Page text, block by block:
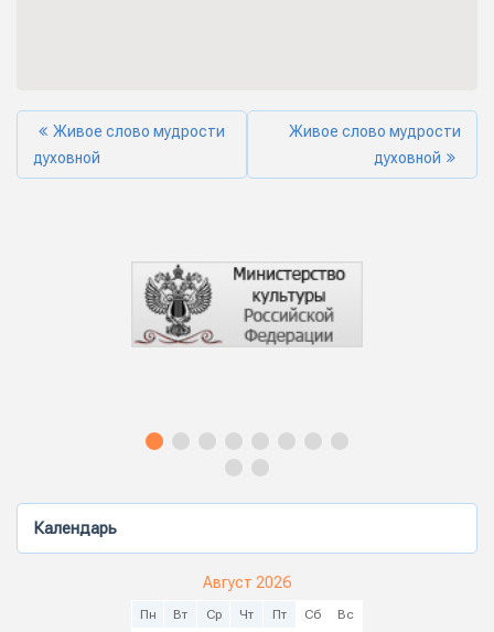
Календарь
Август 2026
Пн Вт Ср Чт Пт Сб Вс
Живое слово мудрости
духовной
Живое слово мудрости
духовной